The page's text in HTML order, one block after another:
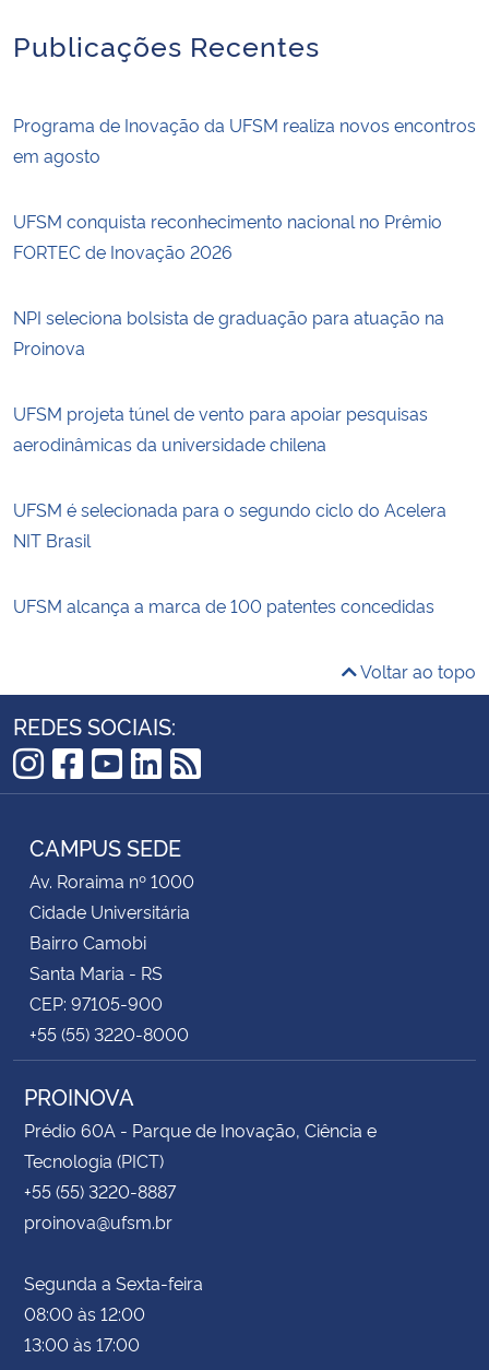
Publicações Recentes
Programa de Inovação da UFSM realiza novos encontros
em agosto
UFSM conquista reconhecimento nacional no Prêmio
FORTEC de Inovação 2026
NPI seleciona bolsista de graduação para atuação na
Proinova
UFSM projeta túnel de vento para apoiar pesquisas
aerodinâmicas da universidade chilena
UFSM é selecionada para o segundo ciclo do Acelera
NIT Brasil
UFSM alcança a marca de 100 patentes concedidas
Voltar ao topo
REDES SOCIAIS:
Instagram
Facebook
YouTube
LinkedIn
RSS
CAMPUS SEDE
Av. Roraima nº 1000
Cidade Universitária
Bairro Camobi
Santa Maria - RS
CEP: 97105-900
+55 (55) 3220-8000
PROINOVA
Prédio 60A - Parque de Inovação, Ciência e
Tecnologia (PICT)
+55 (55) 3220-8887
proinova@ufsm.br
Segunda a Sexta-feira
08:00 às 12:00
13:00 às 17:00